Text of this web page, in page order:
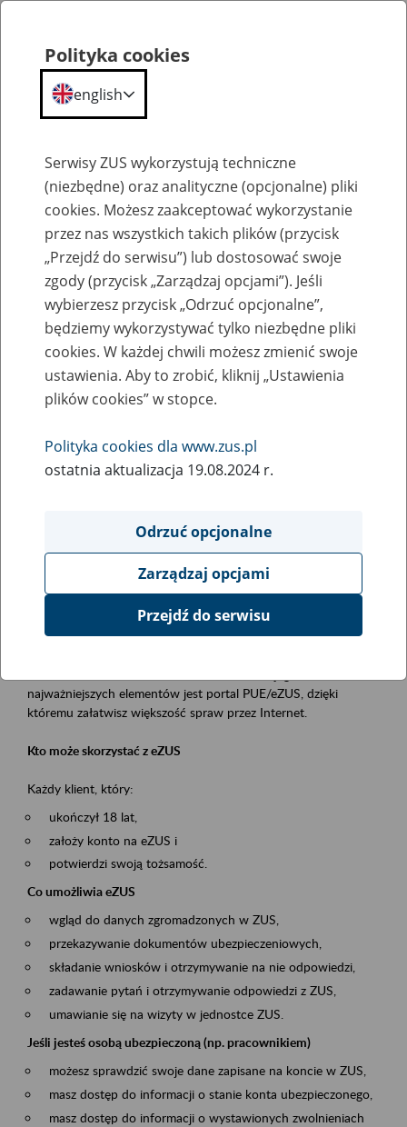
Szkolenia
Zaproś ZUS do siebie - zakładanie profili
eZUS w siedzibie Twojej firmy
Rodzaj wydarzenia
Szkolenia
obsługa klientów
Event description
Platforma Usług Elektronicznych ZUS eZUS
najważniejszych elementów jest portal PUE/eZUS, dzięki
któremu załatwisz większość spraw przez Internet.
Kto może skorzystać z eZUS
Każdy klient, który:
ukończył 18 lat,
założy konto na eZUS i
potwierdzi swoją tożsamość.
Co umożliwia eZUS
wgląd do danych zgromadzonych w ZUS,
przekazywanie dokumentów ubezpieczeniowych,
składanie wniosków i otrzymywanie na nie odpowiedzi,
zadawanie pytań i otrzymywanie odpowiedzi z ZUS,
umawianie się na wizyty w jednostce ZUS.
Jeśli jesteś osobą ubezpieczoną (np. pracownikiem)
możesz sprawdzić swoje dane zapisane na koncie w ZUS,
masz dostęp do informacji o stanie konta ubezpieczonego,
masz dostęp do informacji o wystawionych zwolnieniach
Polityka cookies
english
Serwisy ZUS wykorzystują techniczne
(niezbędne) oraz analityczne (opcjonalne) pliki
cookies. Możesz zaakceptować wykorzystanie
przez nas wszystkich takich plików (przycisk
„Przejdź do serwisu”) lub dostosować swoje
zgody (przycisk „Zarządzaj opcjami”). Jeśli
wybierzesz przycisk „Odrzuć opcjonalne”,
będziemy wykorzystywać tylko niezbędne pliki
cookies. W każdej chwili możesz zmienić swoje
ustawienia. Aby to zrobić, kliknij „Ustawienia
plików cookies” w stopce.
Polityka cookies dla www.zus.pl
ostatnia aktualizacja 19.08.2024 r.
Odrzuć opcjonalne
Zarządzaj opcjami
Przejdź do serwisu